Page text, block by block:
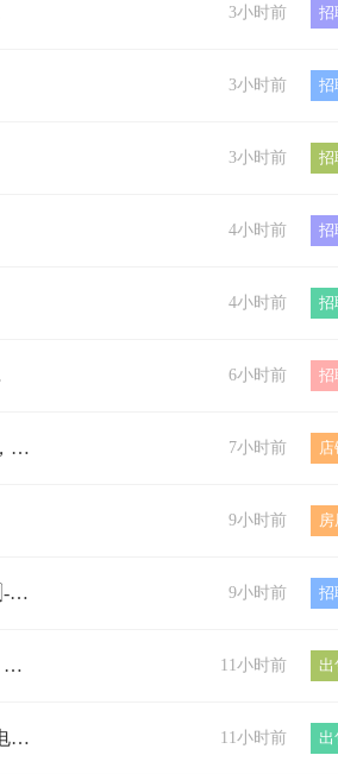
3小时前 招
3小时前 招
3小时前 招
4小时前 招
4小时前 招
间下午… 6小时前 招
7小时前
9小时前 房
9小时前 招
11小时前 出
11小时前 出